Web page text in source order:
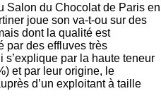
Salon du Chocolat de Paris en
joue son va-t-ou sur des
dont la qualité est
par des effluves très
par la haute teneur
et par leur origine, le
d’un exploitant à taille